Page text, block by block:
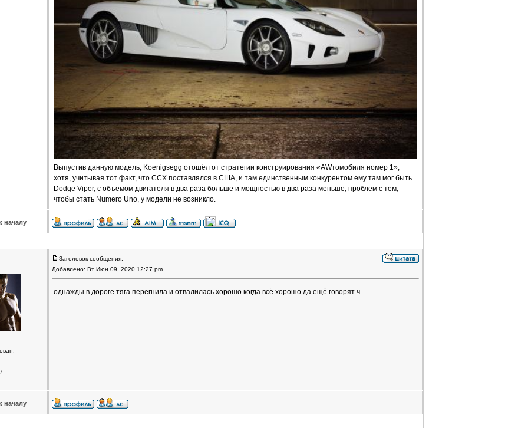
Выпустив данную модель, Koenigsegg отошёл от стратегии конструирования «AWтомобиля номер 1»,
хотя, учитывая тот факт, что CCX поставлялся в США, и там единственным конкурентом ему там мог быть
Dodge Viper, с объёмом двигателя в два раза больше и мощностью в два раза меньше, проблем с тем,
чтобы стать Numero Uno, у модели не возникло.
началу
Заголовок сообщения:
Добавлено: Вт Июн 09, 2020 12:27 pm
однажды в дороге тяга перегнила и отвалилась хорошо когда всё хорошо да ещё говорят ч
началу